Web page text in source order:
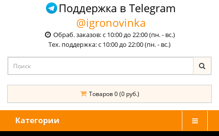
Поддержка в Telegram
@igronovinka
Обраб. заказов: с 10:00 до 22:00 (пн. - вс.)
Тех. поддержка: с 10:00 до 22:00 (пн. - вс.)
Товаров 0 (0 руб.)
Категории